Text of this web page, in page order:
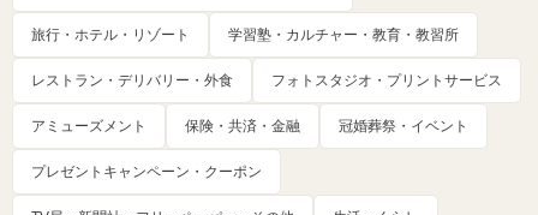
旅行・ホテル・リゾート 学習塾・カルチャー・教育・教習所
レストラン・デリバリー・外食 フォトスタジオ・プリントサービス
アミューズメント 保険・共済・金融 冠婚葬祭・イベント
プレゼントキャンペーン・クーポン